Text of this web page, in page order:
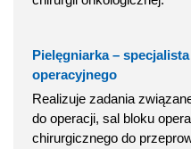
Pielęgniarka –
operacyjnego
Realizuje zadania
do operacji, sal bloku
chirurgicznego do